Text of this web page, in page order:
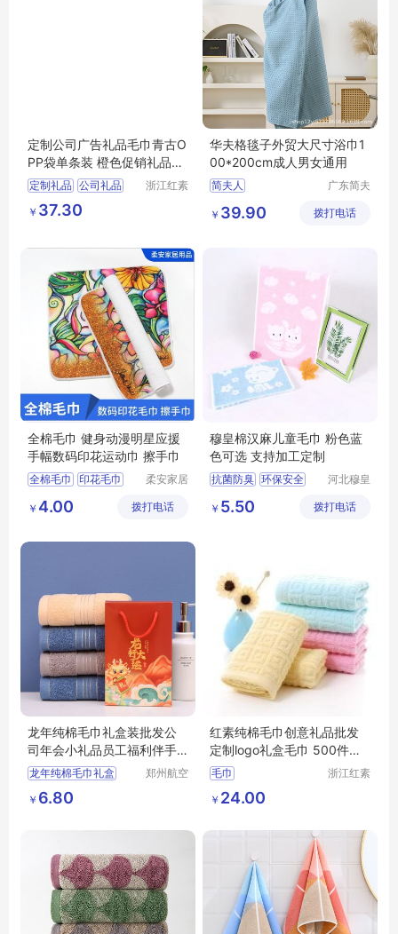
定制公司广告礼品毛巾青古O
PP袋单条装 橙色促销礼品创
意伴手礼
定制礼品 公司礼品
广告礼品
毛巾
促销礼品
浙江红素
￥ 37.30
华夫格毯子外贸大尺寸浴巾1
00*200cm成人男女通用
简夫人
广东简夫
限公司
￥ 39.90 拨打电话
全棉毛巾 健身动漫明星应援
手幅数码印花运动巾 擦手巾
全棉毛巾
印花毛巾
毛巾定制
柔安家居
通）有限
￥ 4.00 拨打电话
穆皇棉汉麻儿童毛巾 粉色蓝
色可选 支持加工定制
抗菌防臭 环保安全
汉麻毛巾
河北穆皇
造有限公
￥ 5.50 拨打电话
龙年纯棉毛巾礼盒装批发公
司年会小礼品员工福利伴手
礼定 制logo
龙年纯棉毛巾礼盒
手礼定 制logo
郑州航空
￥ 6.80
红素纯棉毛巾创意礼品批发
定制logo礼盒毛巾 500件起
订不单独零售
毛巾
浙江红素
￥ 24.00